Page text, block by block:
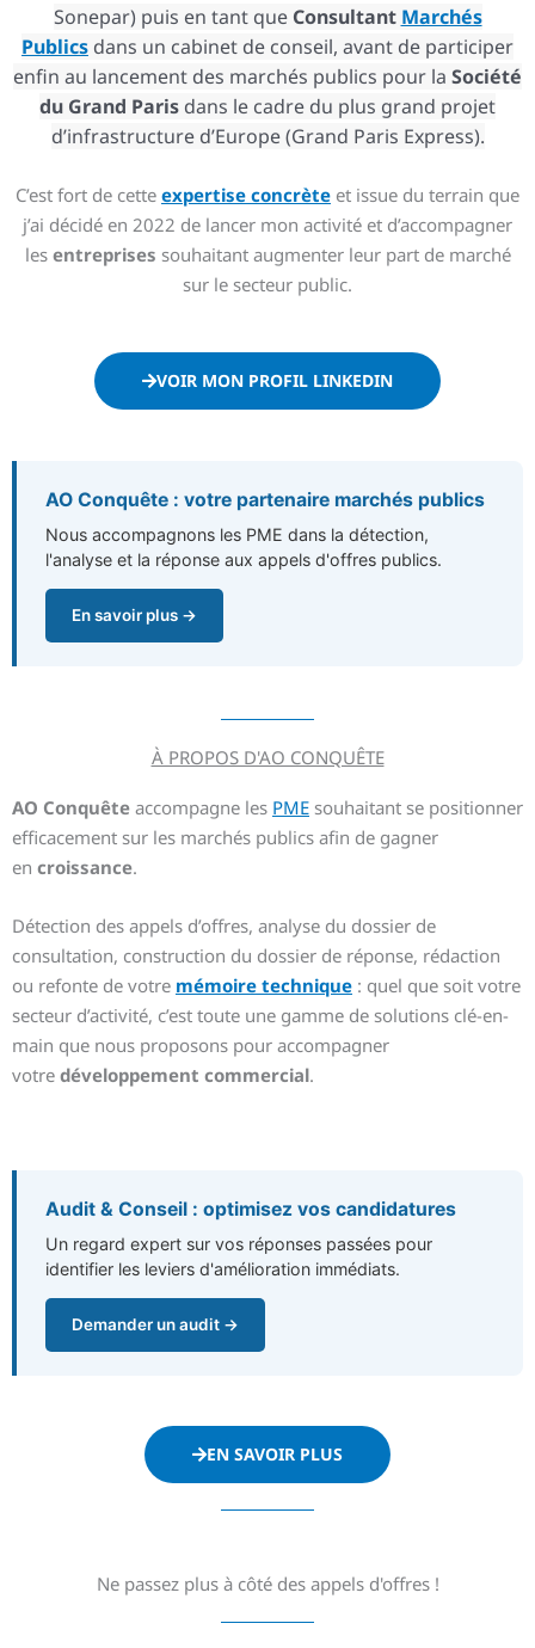
Sonepar) puis en tant que Consultant Marchés
Publics dans un cabinet de conseil, avant de participer
enfin au lancement des marchés publics pour la Société
du Grand Paris dans le cadre du plus grand projet
d’infrastructure d’Europe (Grand Paris Express).
C’est fort de cette expertise concrète et issue du terrain que
j’ai décidé en 2022 de lancer mon activité et d’accompagner
les entreprises souhaitant augmenter leur part de marché
sur le secteur public.
VOIR MON PROFIL LINKEDIN
AO Conquête : votre partenaire marchés publics
Nous accompagnons les PME dans la détection,
l'analyse et la réponse aux appels d'offres publics.
En savoir plus →
À PROPOS D'AO CONQUÊTE
AO Conquête accompagne les PME souhaitant se positionner
efficacement sur les marchés publics afin de gagner
en croissance.
Détection des appels d’offres, analyse du dossier de
consultation, construction du dossier de réponse, rédaction
ou refonte de votre mémoire technique : quel que soit votre
secteur d’activité, c’est toute une gamme de solutions clé-en-
main que nous proposons pour accompagner
votre développement commercial.
Audit & Conseil : optimisez vos candidatures
Un regard expert sur vos réponses passées pour
identifier les leviers d'amélioration immédiats.
Demander un audit →
EN SAVOIR PLUS
Ne passez plus à côté des appels d'offres !